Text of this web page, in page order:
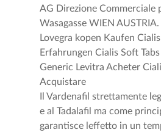
AG Direzione Commerciale
Wasagasse WIEN AUSTRIA.
Lovegra kopen Kaufen
Erfahrungen Cialis Soft
Generic Levitra Acheter
Acquistare
Il Vardenafil strettamente
e al Tadalafil ma come
garantisce leffetto in un